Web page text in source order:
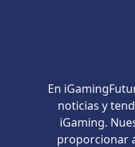
En
noticias y
iGaming.
proporcionar